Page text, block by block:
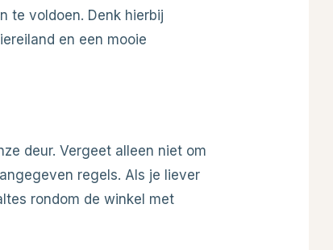
te voldoen. Denk hierbij
en een mooie
deur. Vergeet alleen niet om
regels. Als je liever
rondom de winkel met